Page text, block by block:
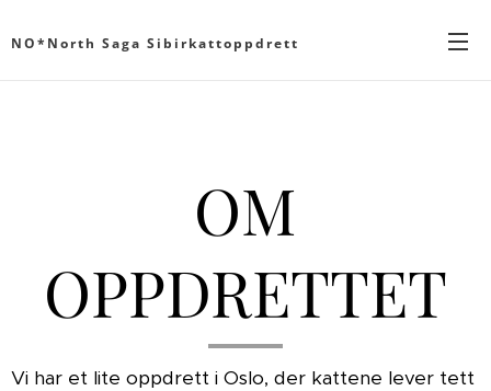
NO*North Saga Sibirkattoppdrett
OM
OPPDRETTET
Vi har et lite oppdrett i Oslo, der kattene lever tett